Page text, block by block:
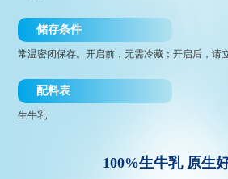
储存条件
常温密闭保存。开启前，无需冷藏；开启后，请
配料表
生牛乳
100%生牛乳 原生